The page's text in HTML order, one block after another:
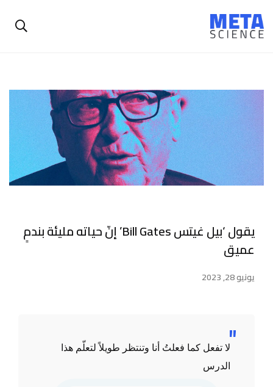
يقول ‘بيل غيتس Bill Gates’ إنّ حياته مليئة بندمٍ
عميق
يونيو 28, 2023
لا تفعل كما فعلتُ أنا وتنتظر طويلاً لتعلّم هذا
الدرس